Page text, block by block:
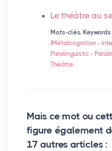
Le théâtre au
Mots-clés, Keywords
(Méta)cognition-
Paralinguistic-
Théâtre
Mais ce mot ou
figure également
17 autres articles :